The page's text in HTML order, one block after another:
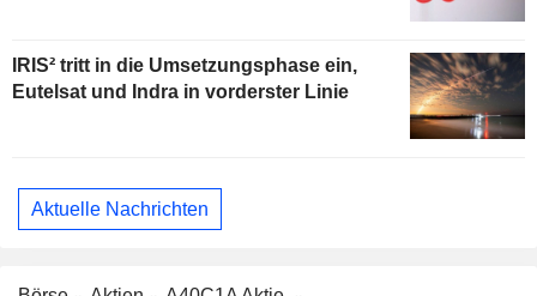
IRIS² tritt in die Umsetzungsphase ein,
Eutelsat und Indra in vorderster Linie
Aktuelle Nachrichten